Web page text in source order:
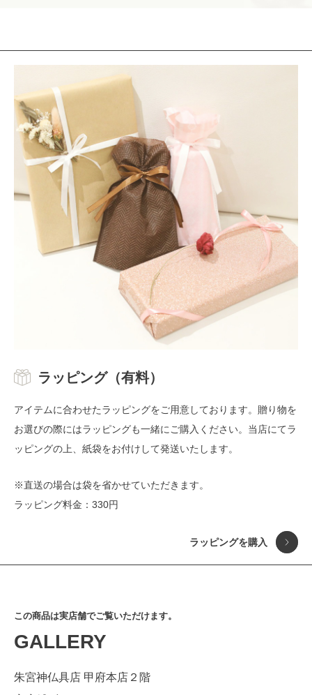
仏教アート
現代アート
インテリア
平穏 家内安全
子宝 安産祈願
勝負 必勝祈願
聞く
触れる
ありがとうを込めて
ラッピング（有料）
アイテムに合わせたラッピングをご用意しております。贈り物を
お選びの際にはラッピングも一緒にご購入ください。当店にてラ
ッピングの上、紙袋をお付けして発送いたします。
※直送の場合は袋を省かせていただきます。
ラッピング料金：330円
ラッピングを購入
この商品は実店舗でご覧いただけます。
GALLERY
朱宮神仏具店 甲府本店２階